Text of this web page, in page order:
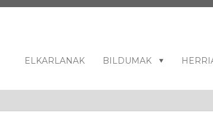
ELKARLANAK BILDUMAK